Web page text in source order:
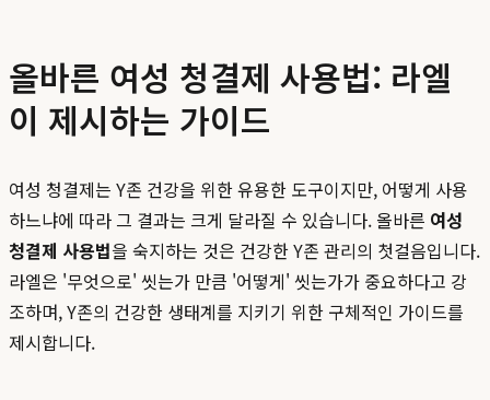
올바른 여성 청결제 사용법: 라엘
이 제시하는 가이드
여성 청결제는 Y존 건강을 위한 유용한 도구이지만, 어떻게 사용
하느냐에 따라 그 결과는 크게 달라질 수 있습니다. 올바른 여성
청결제 사용법을 숙지하는 것은 건강한 Y존 관리의 첫걸음입니다.
라엘은 '무엇으로' 씻는가 만큼 '어떻게' 씻는가가 중요하다고 강
조하며, Y존의 건강한 생태계를 지키기 위한 구체적인 가이드를
제시합니다.